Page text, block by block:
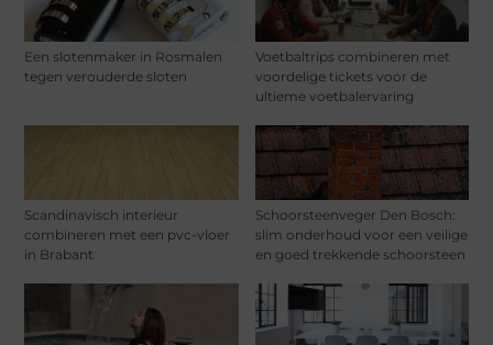
Een slotenmaker in Rosmalen
tegen verouderde sloten
Voetbaltrips combineren met
voordelige tickets voor de
ultieme voetbalervaring
Scandinavisch interieur
combineren met een pvc-vloer
in Brabant
Schoorsteenveger Den Bosch:
slim onderhoud voor een veilige
en goed trekkende schoorsteen